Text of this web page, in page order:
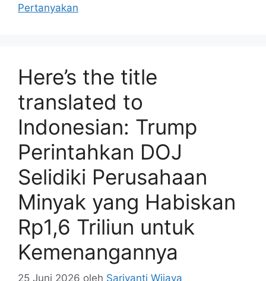
Pertanyakan
Here’s the title
translated to
Indonesian: Trump
Perintahkan DOJ
Selidiki Perusahaan
Minyak yang Habiskan
Rp1,6 Triliun untuk
Kemenangannya
25 Juni 2026 oleh Sariyanti Wijaya